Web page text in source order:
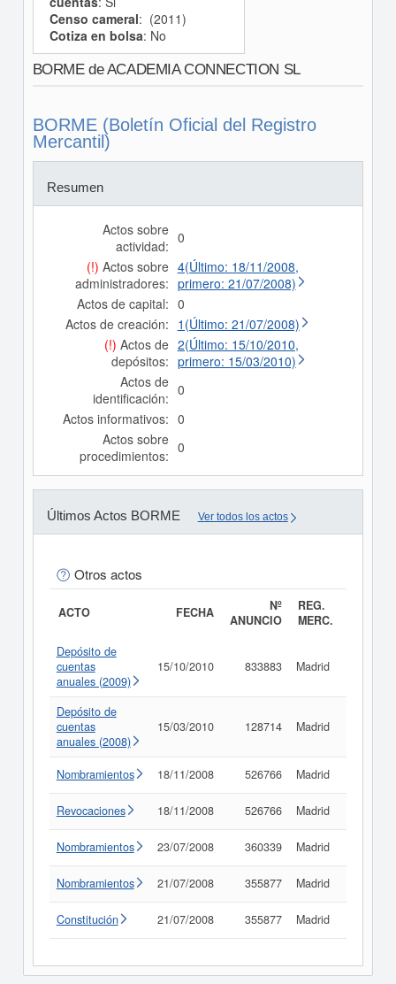
Censo cameral: (2011)
Cotiza en bolsa: No
BORME de ACADEMIA CONNECTION SL
BORME (Boletín Oficial del Registro
Mercantil)
Resumen
Actos sobre
actividad: 0
(!) Actos sobre
administradores:
4(Último: 18/11/2008,
primero: 21/07/2008)
Actos de capital: 0
Actos de creación: 1(Último: 21/07/2008)
(!) Actos de
depósitos:
2(Último: 15/10/2010,
primero: 15/03/2010)
Actos de
identificación: 0
Actos informativos: 0
Actos sobre
procedimientos: 0
Últimos Actos BORME Ver todos los actos
Otros actos
ACTO FECHA
Nº
ANUNCIO
REG.
MERC.
Depósito de
cuentas
anuales (2009)
15/10/2010 833883 Madrid
Depósito de
cuentas
anuales (2008)
15/03/2010 128714 Madrid
Nombramientos 18/11/2008 526766 Madrid
Revocaciones 18/11/2008 526766 Madrid
Nombramientos 23/07/2008 360339 Madrid
Nombramientos 21/07/2008 355877 Madrid
Constitución 21/07/2008 355877 Madrid